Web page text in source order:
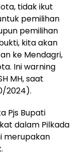
tidak ikut
pemilihan
pemilihan
kita akan
ke Mendagri,
Ini warning
MH, saat
2024).
Pjs Bupati
dalam Pilkada
merupakan